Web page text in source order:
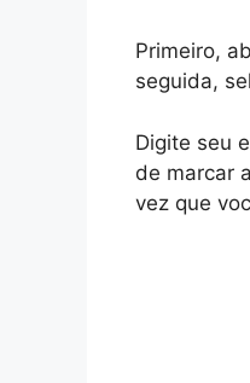
Primeiro,
seguida,
Digite seu
de marcar
vez que